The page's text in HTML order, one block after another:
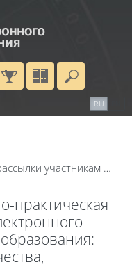
RU
Новостные рассылки участникам конференции
практическая